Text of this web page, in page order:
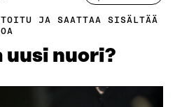
JA SAATTAA SISÄLTÄÄ
uusi nuori?